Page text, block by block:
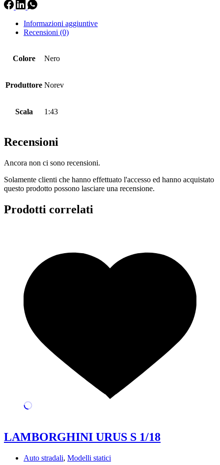
Informazioni aggiuntive
Recensioni (0)
Colore Nero
Produttore Norev
Scala 1:43
Recensioni
Ancora non ci sono recensioni.
Solamente clienti che hanno effettuato l'accesso ed hanno acquistato
questo prodotto possono lasciare una recensione.
Prodotti correlati
LAMBORGHINI URUS S 1/18
Auto stradali, Modelli statici